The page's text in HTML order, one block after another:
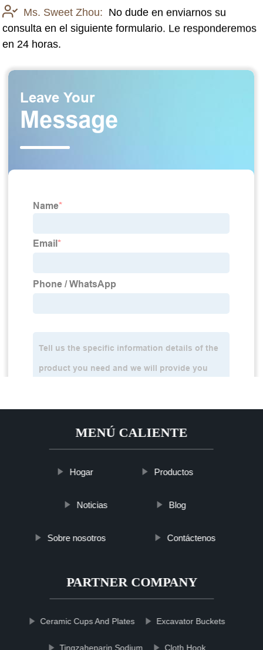
Ms. Sweet Zhou: No dude en enviarnos su
consulta en el siguiente formulario. Le responderemos
en 24 horas.
MENÚ CALIENTE
Hogar Productos
Noticias Blog
Sobre nosotros Contáctenos
PARTNER COMPANY
Ceramic Cups And Plates Excavator Buckets
Tingzaheparin Sodium Cloth Hook